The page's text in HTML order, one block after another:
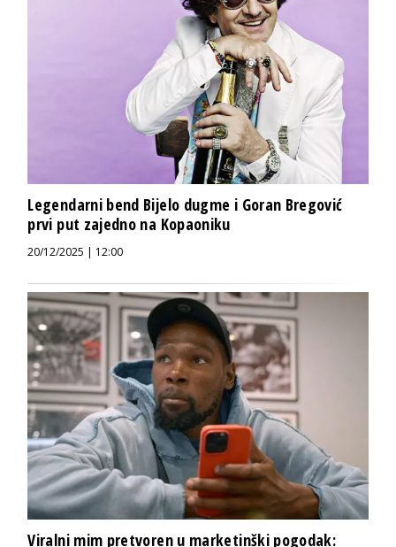
Legendarni bend Bijelo dugme i Goran Bregović
prvi put zajedno na Kopaoniku
20/12/2025 | 12:00
Viralni mim pretvoren u marketinški pogodak: